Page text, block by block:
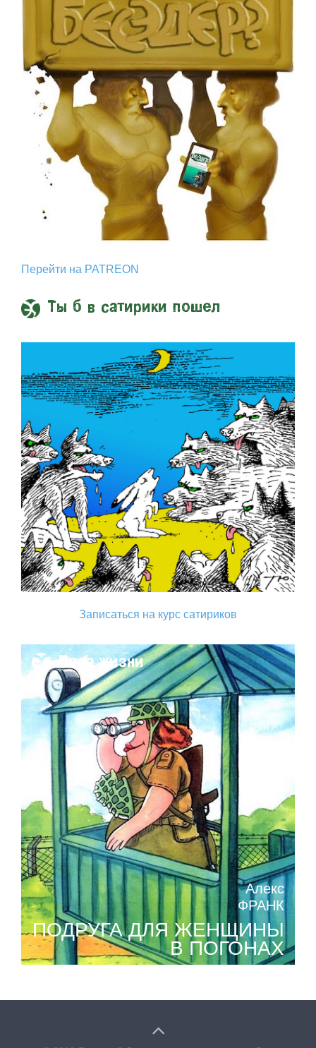
Перейти на PATREON
Ты б в сатирики пошел
Записаться на курс сатириков
Поза жизни
Алекс
ФРАНК
ПОДРУГА ДЛЯ ЖЕНЩИНЫ
В ПОГОНАХ